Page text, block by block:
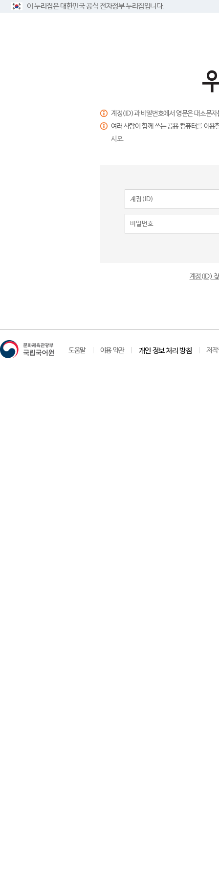
이 누리집은 대한민국 공식 전자정부 누리집입니다.
계정(ID)과 비밀번호에서 영문은 대소문
여러 사람이 함께 쓰는 공용 컴퓨터를 이
시오.
계정(ID)
도움말 이용 약관 개인 정보 처리 방침 저